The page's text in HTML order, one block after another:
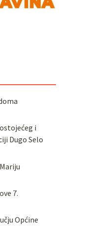
i
Dugo Selo
7.
Općine